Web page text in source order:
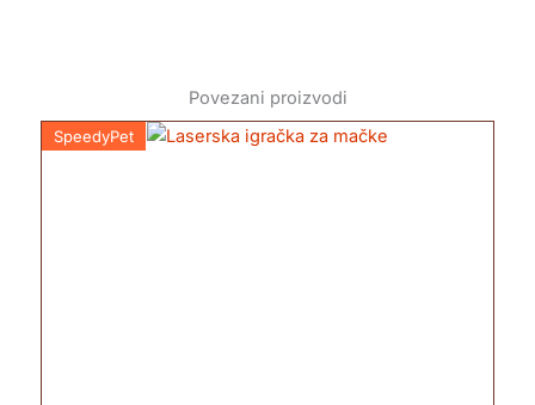
Povezani proizvodi
SpeedyPet